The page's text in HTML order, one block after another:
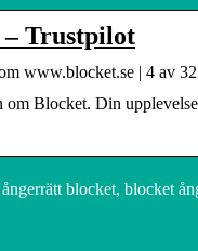
– Trustpilot
www.blocket.se | 4 av 32
Blocket. Din
blocket, blocket